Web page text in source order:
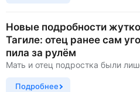
Новые подробности
Тагиле: отец ранее сам
пила за рулём
Мать и отец подростка были
Подробнее